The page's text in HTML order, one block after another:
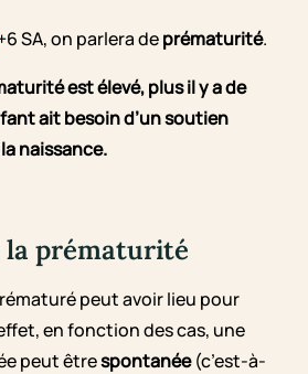
SA, on parlera deprématurité.
est élevé, plus il y a de
ait besoin d’un soutien
naissance.
la prématurité
peut avoir lieu pour
en fonction des cas, une
peut êtrespontanée(c’est-à-